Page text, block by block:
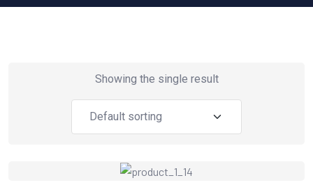
Showing the single result